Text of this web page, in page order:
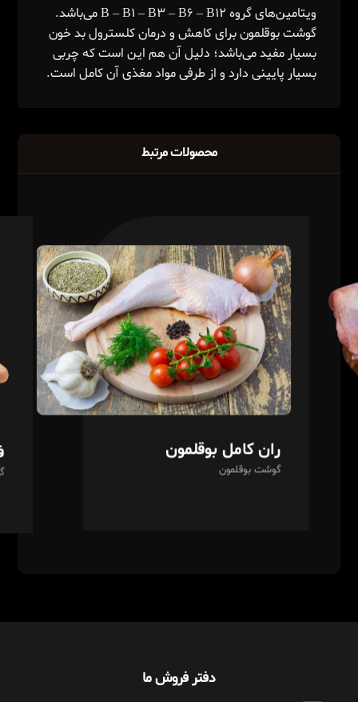
ویتامین‌های گروه B – B۱ – B۳ – B۶ – B۱۲ می‌باشد.
گوشت بوقلمون برای کاهش و درمان کلسترول بد خون
بسیار مفید می‌باشد؛ دلیل آن‌ هم این است که چربی
بسیار پایینی دارد و از طرفی مواد مغذی آن کامل است.
محصولات مرتبط
ران کامل بوقلمون
گوشت بوقلمون
دفتر فروش ما